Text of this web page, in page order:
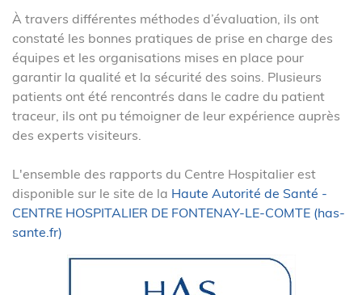
À travers différentes méthodes d’évaluation, ils ont
constaté les bonnes pratiques de prise en charge des
équipes et les organisations mises en place pour
garantir la qualité et la sécurité des soins. Plusieurs
patients ont été rencontrés dans le cadre du patient
traceur, ils ont pu témoigner de leur expérience auprès
des experts visiteurs.
L'ensemble des rapports du Centre Hospitalier est
disponible sur le site de la Haute Autorité de Santé -
CENTRE HOSPITALIER DE FONTENAY-LE-COMTE (has-
sante.fr)